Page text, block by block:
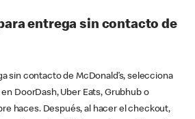
entrega sin contacto de
sin contacto de McDonald’s, selecciona
DoorDash, Uber Eats, Grubhub o
haces. Después, al hacer el checkout,